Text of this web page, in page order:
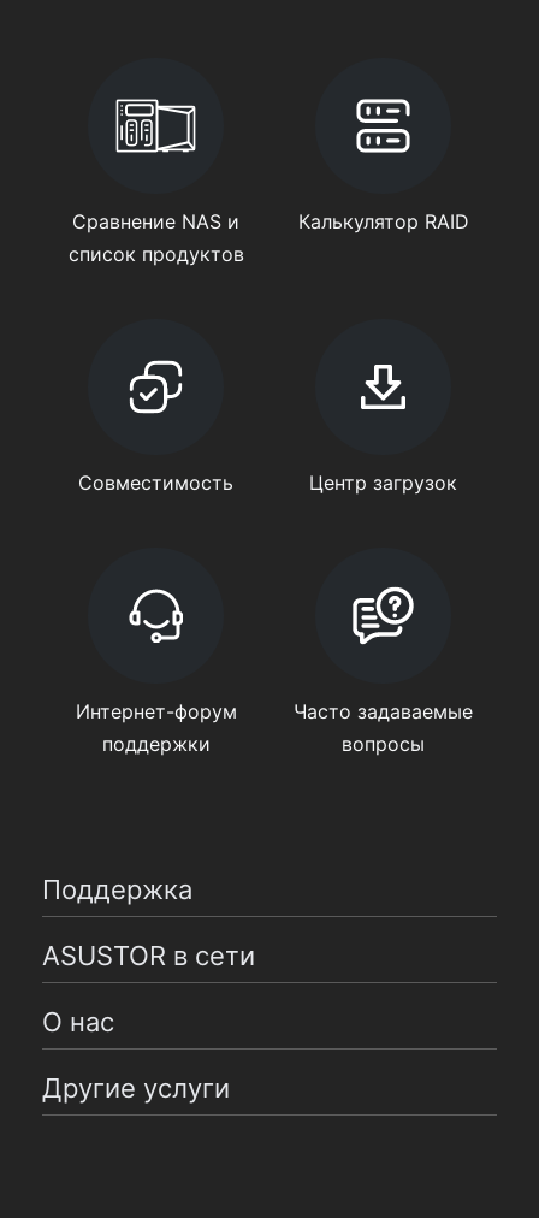
Сравнение NAS и
список продуктов
Калькулятор RAID
Совместимость Центр загрузок
Интернет-форум
поддержки
Часто задаваемые
вопросы
Поддержка
ASUSTOR в сети
О нас
Другие услуги